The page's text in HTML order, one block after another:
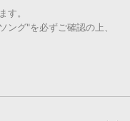
す。
グ"を必ずご確認の上、